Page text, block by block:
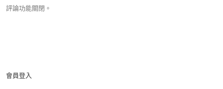
評論功能關閉。
會員登入